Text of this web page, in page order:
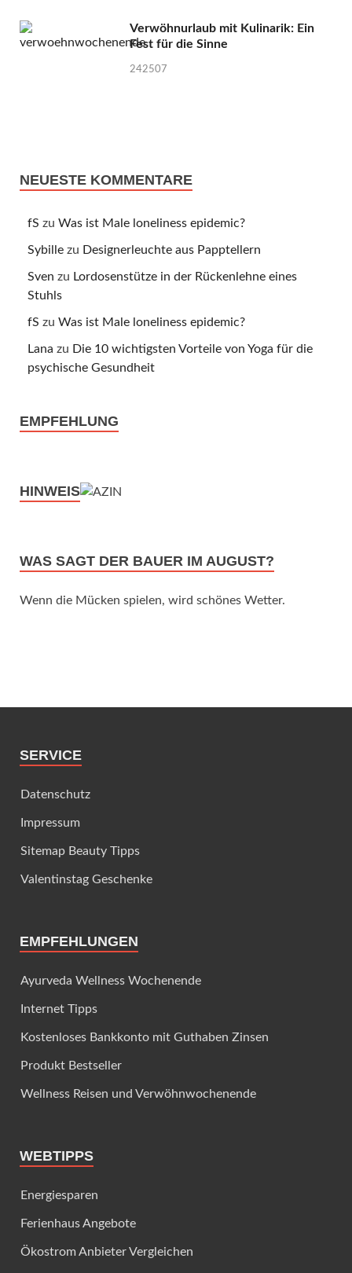
Verwöhnurlaub mit Kulinarik: Ein
Fest für die Sinne
242507
NEUESTE KOMMENTARE
fS zu Was ist Male loneliness epidemic?
Sybille zu Designerleuchte aus Papptellern
Sven zu Lordosenstütze in der Rückenlehne eines
Stuhls
fS zu Was ist Male loneliness epidemic?
Lana zu Die 10 wichtigsten Vorteile von Yoga für die
psychische Gesundheit
EMPFEHLUNG
HINWEIS
WAS SAGT DER BAUER IM AUGUST?
Wenn die Mücken spielen, wird schönes Wetter.
SERVICE
Datenschutz
Impressum
Sitemap Beauty Tipps
Valentinstag Geschenke
EMPFEHLUNGEN
Ayurveda Wellness Wochenende
Internet Tipps
Kostenloses Bankkonto mit Guthaben Zinsen
Produkt Bestseller
Wellness Reisen und Verwöhnwochenende
WEBTIPPS
Energiesparen
Ferienhaus Angebote
Ökostrom Anbieter Vergleichen